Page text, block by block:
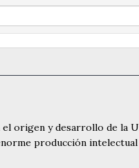
origen y desarrollo de la
producción intelectual